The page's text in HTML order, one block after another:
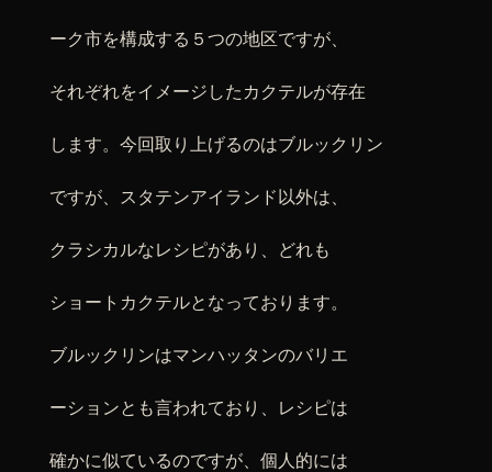
ーク市を構成する５つの地区ですが、
それぞれをイメージしたカクテルが存在
します。今回取り上げるのはブルックリン
ですが、スタテンアイランド以外は、
クラシカルなレシピがあり、どれも
ショートカクテルとなっております。
ブルックリンはマンハッタンのバリエ
ーションとも言われており、レシピは
確かに似ているのですが、個人的には